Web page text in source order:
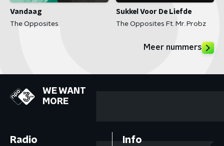
Vandaag
The Opposites
Sukkel Voor De Liefde
The Opposites Ft. Mr. Probz
Meer nummers
WE WANT
MORE
Radio Info